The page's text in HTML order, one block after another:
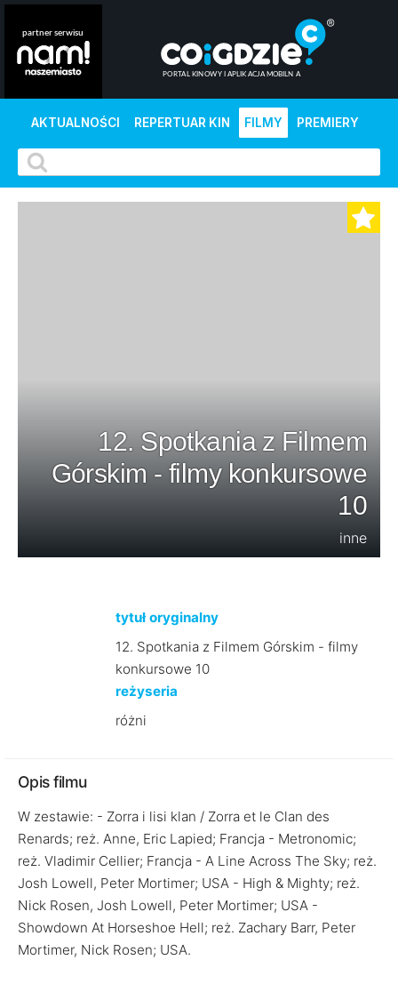
AKTUALNOŚCI REPERTUAR KIN FILMY PREMIERY
12. Spotkania z Filmem
Górskim - filmy konkursowe
10
inne
tytuł oryginalny
12. Spotkania z Filmem Górskim - filmy
konkursowe 10
reżyseria
różni
Opis filmu
W zestawie: - Zorra i lisi klan / Zorra et le Clan des
Renards; reż. Anne, Eric Lapied; Francja - Metronomic;
reż. Vladimir Cellier; Francja - A Line Across The Sky; reż.
Josh Lowell, Peter Mortimer; USA - High & Mighty; reż.
Nick Rosen, Josh Lowell, Peter Mortimer; USA -
Showdown At Horseshoe Hell; reż. Zachary Barr, Peter
Mortimer, Nick Rosen; USA.